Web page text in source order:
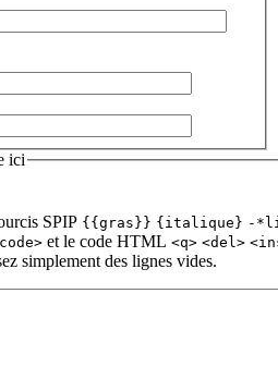
ici
SPIP {{gras}} {italique} -
et le code HTML <q> <del>
simplement des lignes vides.